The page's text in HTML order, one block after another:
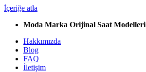
İçeriğe atla
Moda Marka Orijinal Saat Modelleri
Hakkımızda
Blog
FAQ
İletişim